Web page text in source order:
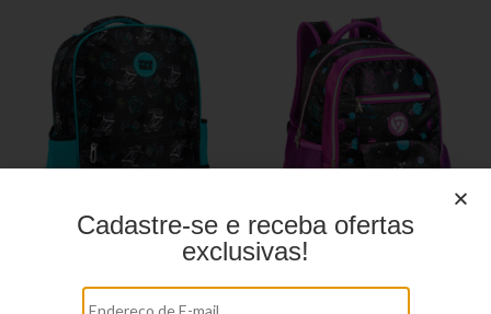
SPACE WAR YS42108
GALAXY CASUAL YS29252
Cadastre-se e receba ofertas
exclusivas!